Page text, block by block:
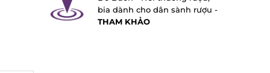
bia dành cho dân sành rượu -
THAM KHẢO